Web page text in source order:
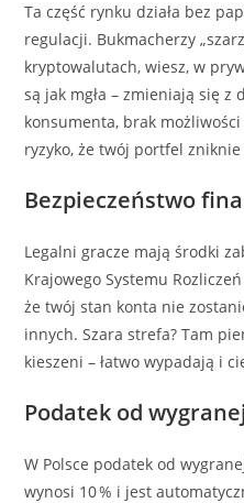
Ta część rynku działa bez
regulacji. Bukmacherzy
kryptowalutach, wiesz, w
są jak mgła – zmieniają się
konsumenta, brak
ryzyko, że twój portfel zniknie
Bezpieczeństwo
Legalni gracze mają środki
Krajowego Systemu
że twój stan konta nie
innych. Szara strefa? Tam
kieszeni – łatwo wypadają i
Podatek od
W Polsce podatek od
wynosi 10 % i jest